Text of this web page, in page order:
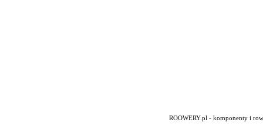
ROOWERY.pl - komponenty i